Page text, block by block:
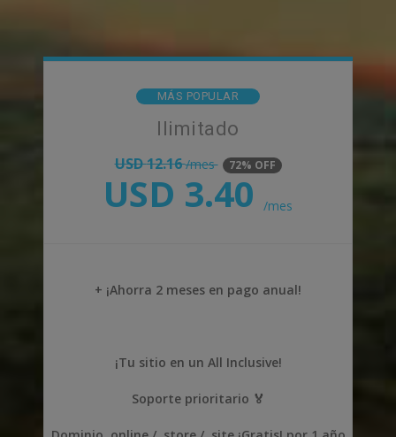
MÁS POPULAR
Ilimitado
USD12.16 /mes 72% OFF
USD 3.40 /mes
+ ¡Ahorra 2 meses en pago anual!
¡Tu sitio en un All Inclusive!
Soporte prioritario 🏅